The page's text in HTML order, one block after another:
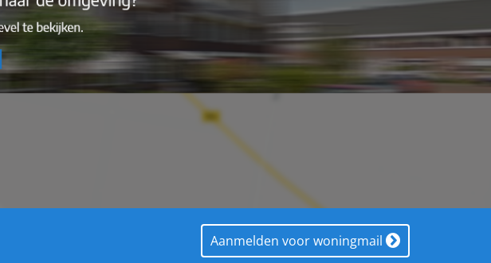
Aanmelden voor woningmail